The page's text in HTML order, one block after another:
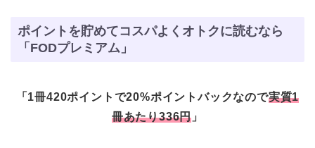
ポイントを貯めてコスパよくオトクに読むなら
「FODプレミアム」
「1冊420ポイントで20%ポイントバックなので実質1
冊あたり336円 」